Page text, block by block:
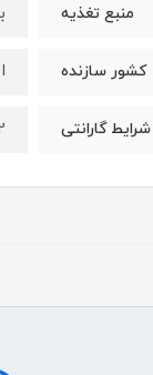
منبع تغذیه
کشور سازنده
شرایط گارانتی 12 ماه